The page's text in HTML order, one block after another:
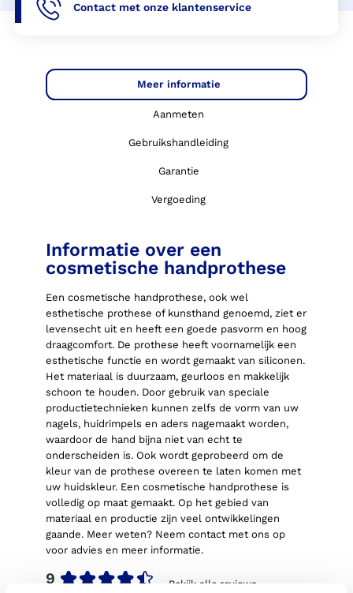
Contact met onze klantenservice
Meer informatie
Aanmeten
Gebruikshandleiding
Garantie
Vergoeding
Informatie over een
cosmetische handprothese
Een cosmetische handprothese, ook wel
esthetische prothese of kunsthand genoemd, ziet er
levensecht uit en heeft een goede pasvorm en hoog
draagcomfort. De prothese heeft voornamelijk een
esthetische functie en wordt gemaakt van siliconen.
Het materiaal is duurzaam, geurloos en makkelijk
schoon te houden. Door gebruik van speciale
productietechnieken kunnen zelfs de vorm van uw
nagels, huidrimpels en aders nagemaakt worden,
waardoor de hand bijna niet van echt te
onderscheiden is. Ook wordt geprobeerd om de
kleur van de prothese overeen te laten komen met
uw huidskleur. Een cosmetische handprothese is
volledig op maat gemaakt. Op het gebied van
materiaal en productie zijn veel ontwikkelingen
gaande. Meer weten? Neem contact met ons op
voor advies en meer informatie.
9 Bekijk alle reviews